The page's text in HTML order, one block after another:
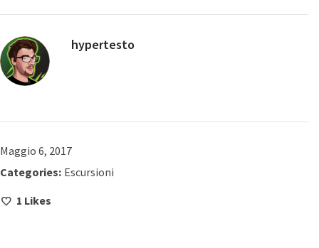
hypertesto
Maggio 6, 2017
Categories: Escursioni
1 Likes